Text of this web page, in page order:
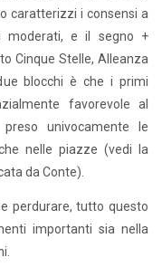
caratterizzi i consensi a
moderati, e il segno +
Cinque Stelle, Alleanza
blocchi è che i primi
favorevole al
univocamente le
nelle piazze (vedi la
da Conte).
perdurare, tutto questo
importanti sia nella